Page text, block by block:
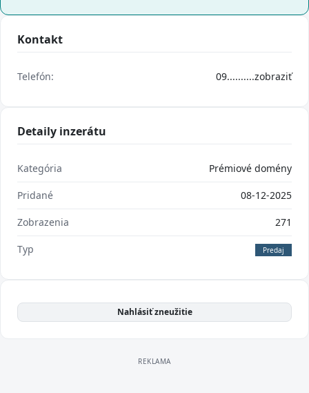
Kontakt
Telefón: 09..........zobraziť
Detaily inzerátu
Kategória Prémiové domény
Pridané 08-12-2025
Zobrazenia 271
Typ Predaj
Nahlásiť zneužitie